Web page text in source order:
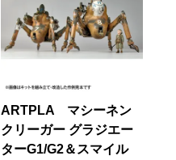
ARTPLA マシーネン
クリーガー グラジエー
ターG1/G2＆スマイル